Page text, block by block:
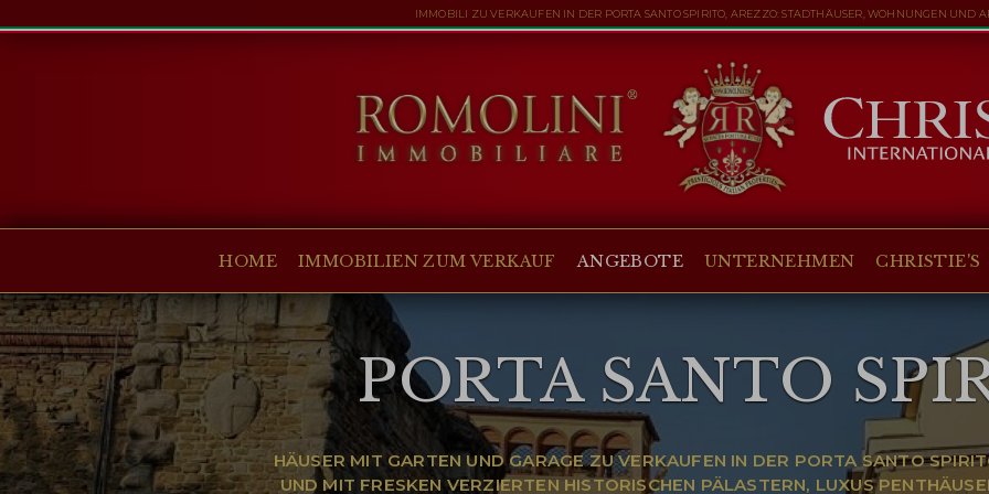
IMMOBILI ZU VERKAUFEN IN DER PORTA SANTO SPIRITO, AREZZO: STADTHÄUSER, WOHNUNGEN UND
HOME IMMOBILIEN ZUM VERKAUF ANGEBOTE UNTERNEHMEN CHRISTIE'S
CHRISTIE'S
KONTAKT
Currency:
€ $ £
Sprache:
PORTA SANTO
HÄUSER MIT GARTEN UND GARAGE ZU VERKAUFEN IN DER PORTA SANTO
UND MIT FRESKEN VERZIERTEN HISTORISCHEN PÄLASTERN, LUXUS